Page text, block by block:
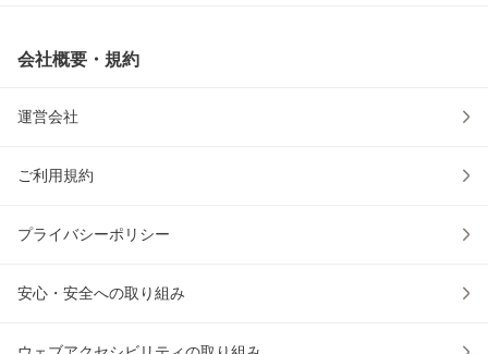
会社概要・規約
運営会社
ご利用規約
プライバシーポリシー
安心・安全への取り組み